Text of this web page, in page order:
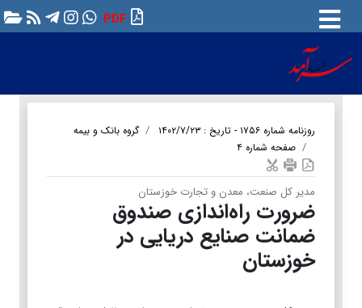
PDF
روزنامه شماره ۱۷۵۶ - تاریخ : ۱۴۰۲/۷/۲۳
گروه بانک و بیمه
صفحه شماره ۴
مدیر کل صنعت، معدن و تجارت خوزستان
ضرورت راه‌اندازی صندوق
ضمانت صنایع دریایی در
خوزستان